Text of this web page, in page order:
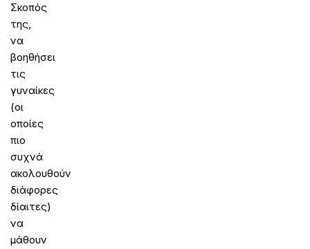
Σκοπός
της,
να
βοηθήσει
τις
γυναίκες
(οι
οποίες
πιο
συχνά
ακολουθούν
διάφορες
δίαιτες)
να
μάθουν